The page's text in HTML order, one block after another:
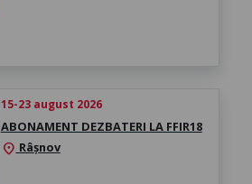
15-23 august 2026
ABONAMENT DEZBATERI LA FFIR18
location_on Râșnov